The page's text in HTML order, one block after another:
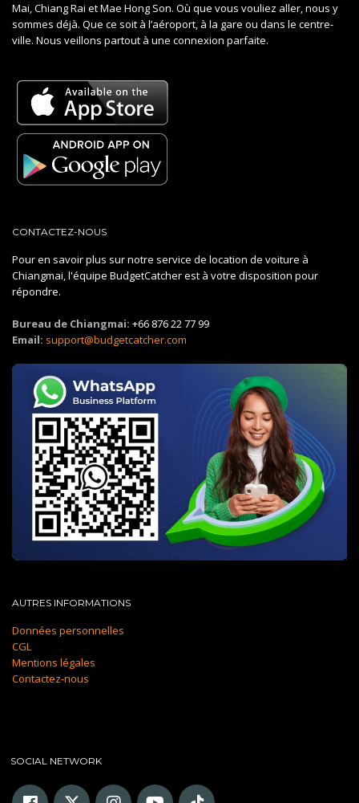
Mai, Chiang Rai et Mae Hong Son. Où que vous vouliez aller, nous y
sommes déjà. Que ce soit à l’aéroport, à la gare ou dans le centre-
ville. Nous veillons partout à une connexion parfaite.
CONTACTEZ-NOUS
Pour en savoir plus sur notre service de location de voiture à
Chiangmai, l'équipe BudgetCatcher est à votre disposition pour
répondre.
Bureau de Chiangmai: +66 876 22 77 99
Email: support@budgetcatcher.com
AUTRES INFORMATIONS
Données personnelles
CGL
Mentions légales
Contactez-nous
SOCIAL NETWORK